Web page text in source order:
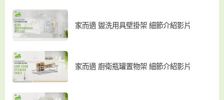
家而適 盥洗用具壁掛架 細節介紹影片
家而適 廚衛瓶罐置物架 細節介紹影片